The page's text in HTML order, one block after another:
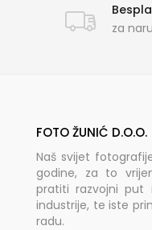
za
FOTO ŽUNIĆ D.O.O.
Naš svijet
godine, za to
pratiti razvojni put
industrije, te iste
radu.